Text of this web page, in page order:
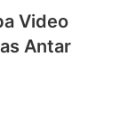
Video
Antar